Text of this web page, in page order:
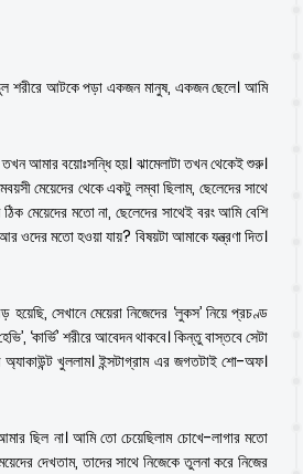
শরীরে আটকে পড়া একজন মানুষ, একজন ছেলে। আমি
আমার বয়োঃসন্ধি হয়। ঝামেলাটা তখন থেকেই শুরু।
মেয়েদের থেকে একটু লম্বা ছিলাম, ছেলেদের সাথে
মেয়েদের মতো না, ছেলেদের সাথেই বরং আমি বেশি
ওদের মতো হওয়া যায়? বিষয়টা আমাকে যন্ত্রণা দিত।
সেখানে মেয়েরা নিজেদের ‘লুকস’ নিয়ে প্রচণ্ড
‘কার্ভি’ শরীরে আবেদন থাকবে। কিন্তু বাস্তবে সেটা
খুললাম। ইন্সটাগ্রাম এর জগতটাই শো-অফ।
ছিল না। আমি তো চেয়েছিলাম চোখে-লাগার মতো
দেখতাম, তাদের সাথে নিজেকে তুলনা করে নিজের